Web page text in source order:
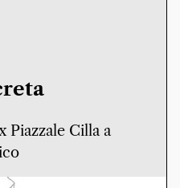
Piazzale Cilla a